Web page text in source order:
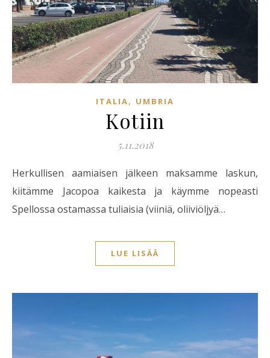
ITALIA, UMBRIA
Kotiin
5.11.2018
Herkullisen aamiaisen jälkeen maksamme laskun,
kiitämme Jacopoa kaikesta ja käymme nopeasti
Spellossa ostamassa tuliaisia (viiniä, oliiviöljyä…
LUE LISÄÄ